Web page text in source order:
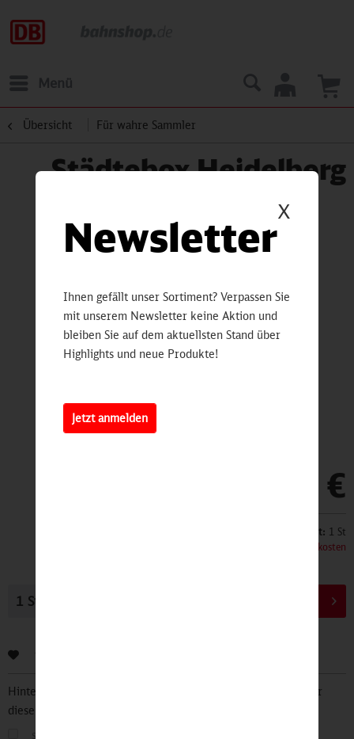
Menü
Übersicht Für wahre Sammler
Städtebox Heidelberg
19,90 €
Inhalt: 1 St
zzgl. Versandkosten
Hinterlegen Sie Ihre Email Adresse und bleiben Sie stets über
diesen Artikel informiert.
X
Newsletter
Ihnen gefällt unser Sortiment? Verpassen Sie
mit unserem Newsletter keine Aktion und
bleiben Sie auf dem aktuellsten Stand über
Highlights und neue Produkte!
Jetzt anmelden